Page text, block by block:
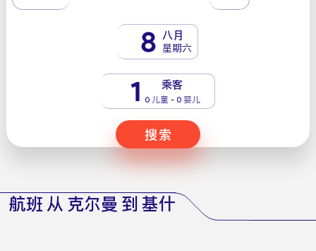
8 八月
星期六
1 乘客
0 儿童 - 0 婴儿
搜索
航班 从 克尔曼 到 基什